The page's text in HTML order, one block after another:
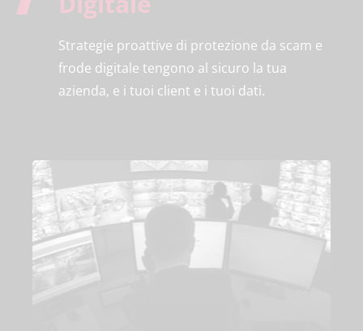
Strategie proattive di protezione da scam e
frode digitale tengono al sicuro la tua
azienda, e i tuoi client e i tuoi dati.